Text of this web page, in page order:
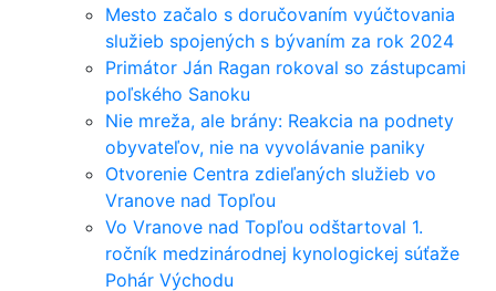
Mesto začalo s doručovaním vyúčtovania
služieb spojených s bývaním za rok 2024
Primátor Ján Ragan rokoval so zástupcami
poľského Sanoku
Nie mreža, ale brány: Reakcia na podnety
obyvateľov, nie na vyvolávanie paniky
Otvorenie Centra zdieľaných služieb vo
Vranove nad Topľou
Vo Vranove nad Topľou odštartoval 1.
ročník medzinárodnej kynologickej súťaže
Pohár Východu